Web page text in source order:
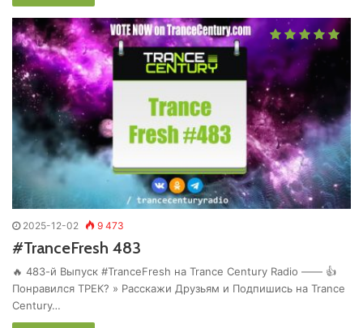
2025-12-02 9 473
#TranceFresh 483
🔥 483-й Выпуск #TranceFresh на Trance Century Radio —— 👍
Понравился ТРЕК? » Расскажи Друзьям и Подпишись на Trance
Century…